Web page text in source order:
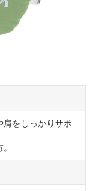
肩をしっかりサポ